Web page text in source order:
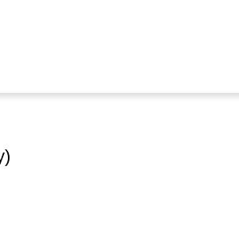
preberetetukaj >>.